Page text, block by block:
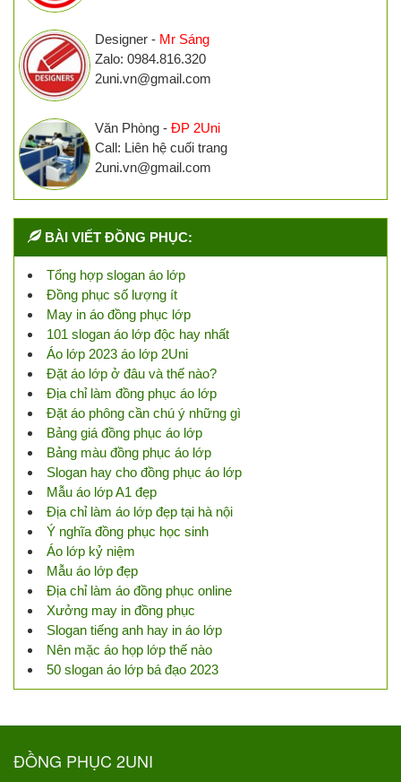
Designer - Mr Sáng
Zalo: 0984.816.320
2uni.vn@gmail.com
Văn Phòng - ĐP 2Uni
Call: Liên hệ cuối trang
2uni.vn@gmail.com
BÀI VIẾT ĐỒNG PHỤC:
Tổng hợp slogan áo lớp
Đồng phục số lượng ít
May in áo đồng phục lớp
101 slogan áo lớp độc hay nhất
Áo lớp 2023 áo lớp 2Uni
Đặt áo lớp ở đâu và thế nào?
Địa chỉ làm đồng phục áo lớp
Đặt áo phông cần chú ý những gì
Bảng giá đồng phục áo lớp
Bảng màu đồng phục áo lớp
Slogan hay cho đồng phục áo lớp
Mẫu áo lớp A1 đẹp
Địa chỉ làm áo lớp đẹp tại hà nội
Ý nghĩa đồng phục học sinh
Áo lớp kỷ niệm
Mẫu áo lớp đẹp
Địa chỉ làm áo đồng phục online
Xưởng may in đồng phục
Slogan tiếng anh hay in áo lớp
Nên mặc áo họp lớp thế nào
50 slogan áo lớp bá đạo 2023
ĐỒNG PHỤC 2UNI